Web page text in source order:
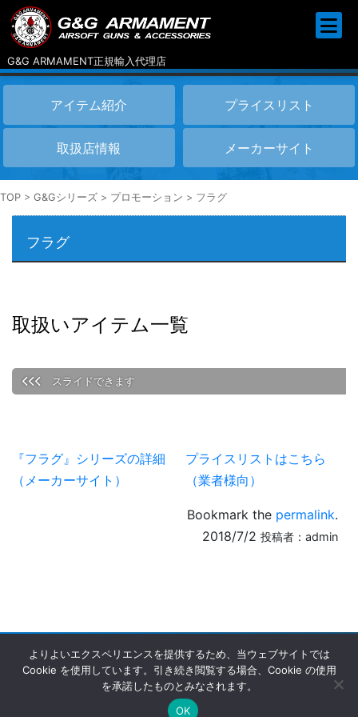
G&G ARMAMENT正規輸入代理店
アイテム紹介 プライスリスト
取扱店情報 メーカーサイト
TOP > G&Gシリーズ > プロモーション > フラグ
フラグ
取扱いアイテム一覧
『フラグ』シリーズの詳細
（メーカーサイト）
プライスリストはこちら
（業者様向）
Bookmark the permalink.
2018/7/2 投稿者： admin
Copyright © G＆GJAPAN｜ミリタリー・軍用品輸入代理店 All
よりよいエクスペリエンスを提供するため、当ウェブサイトでは
Cookie を使用しています。引き続き閲覧する場合、Cookie の使用
を承諾したものとみなされます。
OK